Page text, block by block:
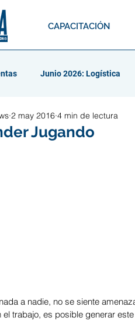
CAPACITACIÓN
Junio 2026: Logística
Marzo 2026: Resolución de
Noviembre 2025:
Septiembre
Julio 2025: Venta
Jugando
2 may 2016 4 min de lectura
a nadie, no se siente
el trabajo, es posible generar